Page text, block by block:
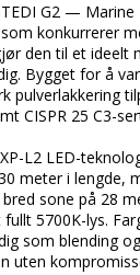
G2 —
konkurrerer
den til et ideelt
Bygget for å
pulverlakkering
CISPR 25 C3-
L2 LED-
meter i lengde,
sone på 28
5700K-lys.
som blending
uten